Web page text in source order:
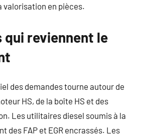
valorisation en pièces.
qui reviennent le
des demandes tourne autour de
HS, de la boîte HS et des
Les utilitaires diesel soumis à la
des FAP et EGR encrassés. Les